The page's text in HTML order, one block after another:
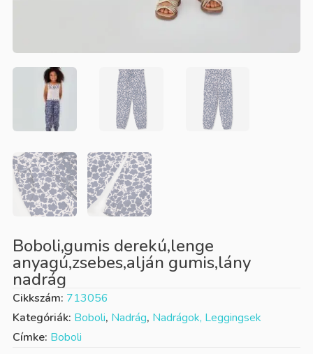
Boboli,gumis derekú,lenge
anyagú,zsebes,alján gumis,lány
nadrág
Cikkszám: 713056
Kategóriák: Boboli, Nadrág, Nadrágok, Leggingsek
Címke: Boboli